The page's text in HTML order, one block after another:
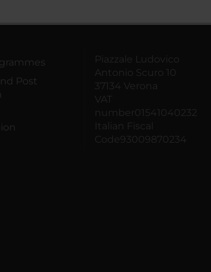
Post
Piazzale Ludovico
Antonio Scuro 10
37134 Verona
VAT
number01541040232
Italian Fiscal
Code93009870234